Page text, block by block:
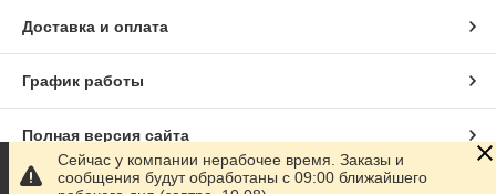
Доставка и оплата
График работы
Полная версия сайта
Сайт создан на маркетплейсеSatu.kz
Сейчас у компании нерабочее время. Заказы и
сообщения будут обработаны с 09:00 ближайшего